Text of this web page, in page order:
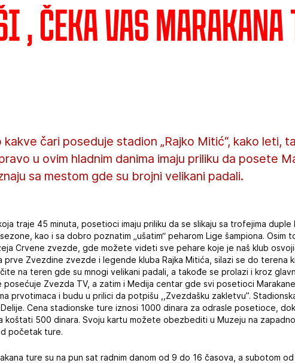
, čeka vas
čari poseduje stadion „Rajko Mitić“, kako leti,
u ovim hladnim danima imaju priliku da posete
sa mestom gde su brojni velikani padali.
traje 45 minuta, posetioci imaju priliku da se slikaju sa trofejima
kao i sa dobro poznatim „ušatim“ peharom Lige šampiona. Osim
Crvene zvezde, gde možete videti sve pehare koje je naš klub
prve Zvezdine zvezde i legende kluba Rajka Mitića, silazi se do terena
na teren gde su mnogi velikani padali, a takođe se prolazi i kroz
posećuje Zvezda TV, a zatim i Medija centar gde svi posetioci
prvotimaca i budu u prilici da potpišu ,,Zvezdašku zakletvu”.
Cena stadionske ture iznosi 1000 dinara za odrasle posetioce,
koštati 500 dinara. Svoju kartu možete obezbediti u Muzeju na
početak ture.
ture su na pun sat radnim danom od 9 do 16 časova, a subotom